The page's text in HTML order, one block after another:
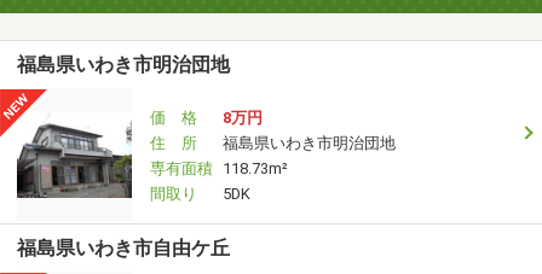
福島県いわき市明治団地
価 格
8万円
住 所
福島県いわき市明治団地
専有面積 118.73m²
間取り
5DK
福島県いわき市自由ケ丘